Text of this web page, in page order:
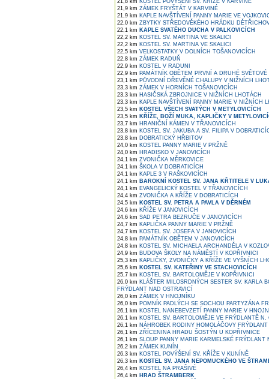
21,8 km KOSTEL POVÝŠENÍ SV. KŘÍŽE V KARVINÉ
21,9 km ZÁMEK FRYŠTÁT V KARVINÉ
21,9 km KAPLE NAVŠTÍVENÍ PANNY MARIE VE
22,0 km ZBYTKY STŘEDOVĚKÉHO HRÁDKU
22,1 km KAPLE SVATÉHO DUCHA V PALKOVICÍCH
22,2 km KOSTEL SV. MARTINA VE SKALICI
22,2 km KOSTEL SV. MARTINA VE SKALICI
22,5 km VELKOSTATKY V DOLNÍCH TOŠANOVICÍCH
22,8 km ZÁMEK RADUŇ
22,9 km KOSTEL V RADUNI
22,9 km PAMÁTNÍK OBĚTEM PRVNÍ A DRUHÉ
23,1 km PŮVODNÍ DŘEVĚNÉ CHALUPY V NIŽNÍCH
23,3 km ZÁMEK V HORNÍCH TOŠANOVICÍCH
23,3 km HASIČSKÁ ZBROJNICE V NIŽNÍCH LHOTÁCH
23,3 km KAPLE NAVŠTÍVENÍ PANNY MARIE V NIŽNÍCH
23,5 km KOSTEL VŠECH SVATÝCH V METYLOVICÍCH
23,5 km KŘÍŽE, BOŽÍ MUKA, KAPLIČKY V
23,7 km HRANIČNÍ KÁMEN V TŘANOVICÍCH
23,8 km KOSTEL SV. JAKUBA A SV. FILIPA V
23,8 km DOBRATICKÝ HŘBITOV
24,0 km KOSTEL PANNY MARIE V PRŽNĚ
24,0 km HRADISKO V JANOVICÍCH
24,1 km ZVONIČKA MĚRKOVICE
24,1 km ŠKOLA V DOBRATICÍCH
24,1 km KAPLE 3 V RAŠKOVICÍCH
24,1 km BAROKNÍ KOSTEL SV. JANA KŘTITELE V
24,1 km EVANGELICKÝ KOSTEL V TŘANOVICÍCH
24,4 km ZVONIČKA A KŘÍŽE V DOBRATICÍCH
24,5 km KOSTEL SV. PETRA A PAVLA V DĚRNÉM
24,6 km KŘÍŽE V JANOVICÍCH
24,6 km SAD PETRA BEZRUČE V JANOVICÍCH
24,7 km KAPLIČKA PANNY MARIE V PRŽNĚ
24,7 km KOSTEL SV. JOSEFA V JANOVICÍCH
24,8 km PAMÁTNÍK OBĚTEM V JANOVICÍCH
24,8 km KOSTEL SV. MICHAELA ARCHANDĚLA V
24,9 km BUDOVA ŠKOLY NA NÁMĚSTÍ V KOPŘIVNICI
25,3 km KAPLIČKY, ZVONIČKY A KŘÍŽE VE VYŠNÍCH
25,6 km KOSTEL SV. KATEŘINY VE STACHOVICÍCH
25,7 km KOSTEL SV. BARTOLOMĚJE V KOPŘIVNICI
26,0 km KLÁŠTER MILOSRDNÝCH SESTER SV. KARLA
FRÝDLANT NAD OSTRAVICÍ
26,0 km ZÁMEK V HNOJNÍKU
26,0 km POMNÍK PADLÝCH SE SOCHOU PARTYZÁNA
26,1 km KOSTEL NANEBEVZETÍ PANNY MARIE V
26,1 km KOSTEL SV. BARTOLOMĚJE VE FRÝDLANTĚ N.
26,1 km NÁHROBEK RODINY HOMOLÁČOVY
26,1 km ZŘÍCENINA HRADU ŠOSTÝN U KOPŘIVNICE
26,1 km SLOUP PANNY MARIE KARMELSKÉ FRÝDLANT
26,2 km ZÁMEK KUNÍN
26,3 km KOSTEL POVÝŠENÍ SV. KŘÍŽE V KUNÍNĚ
26,3 km KOSTEL SV. JANA NEPOMUCKÉHO VE
26,4 km KOSTEL NA PRAŠIVÉ
26,4 km HRAD ŠTRAMBERK